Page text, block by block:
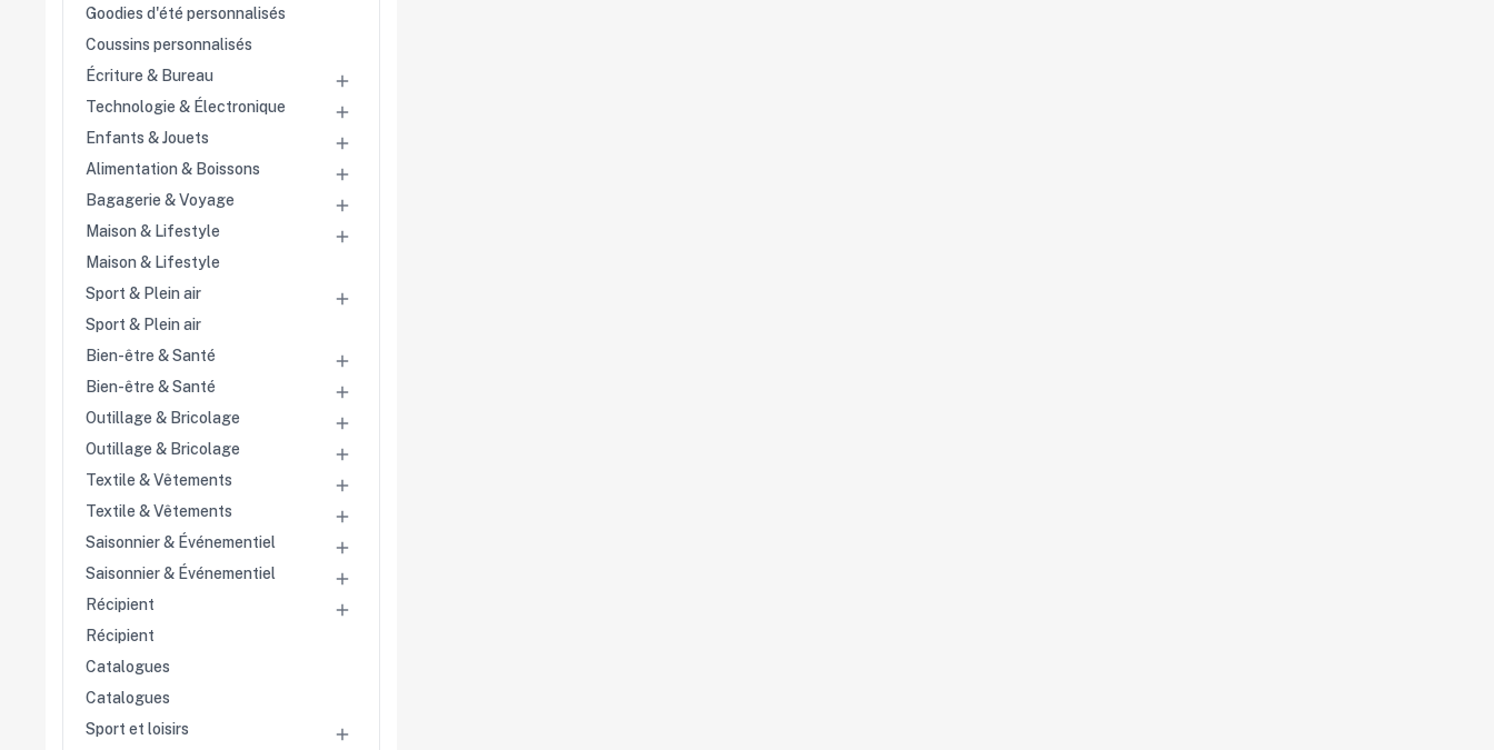
commerciales
Goodies d'été personnalisés
Coussins personnalisés
Écriture & Bureau

Technologie & Électronique 
Enfants & Jouets 
Alimentation & Boissons 
Bagagerie & Voyage 
Maison & Lifestyle 
Maison & Lifestyle
Sport & Plein air

Sport & Plein air
Bien-être & Santé

Bien-être & Santé 
Outillage & Bricolage 
Outillage & Bricolage 
Textile & Vêtements 
Textile & Vêtements 
Saisonnier & Événementiel 
Saisonnier & Événementiel 
Récipient 
Récipient
Catalogues
Catalogues
Sport et loisirs
